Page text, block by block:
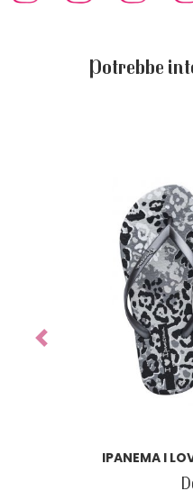
Potrebbe
IPANEMA I
Previous